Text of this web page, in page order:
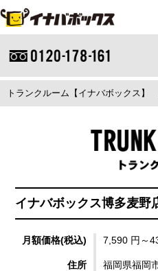
トランクルーム【イナバボックス】
イナバボックス博多麦野
月額価格(税込) 7,590 円～
住所 福岡県福岡